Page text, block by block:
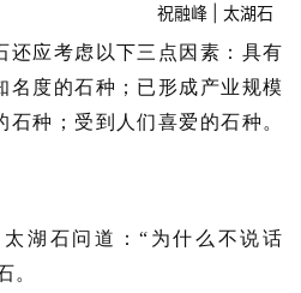
祝融峰 | 太湖石
还应考虑以下三点因素：具有
名度的石种；已形成产业规模
种；受到人们喜爱的石种。
太湖石问道：“为什么不说话
。